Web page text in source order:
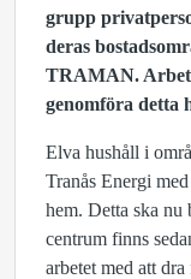
grupp
deras
TRAMAN.
genomföra detta
Elva hushåll i
Tranås Energi
hem. Detta ska
centrum finns
arbetet med att